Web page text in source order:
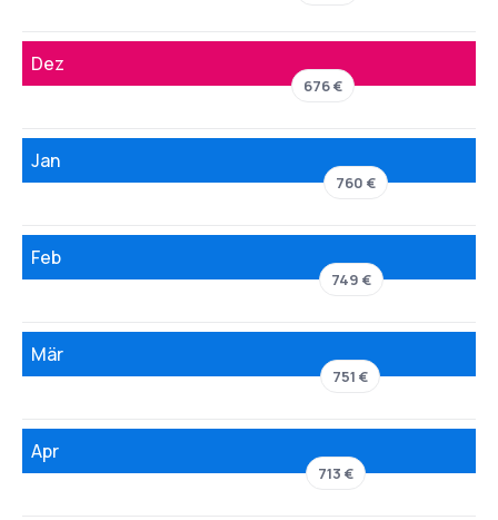
Dez
676 €
Jan
760 €
Feb
749 €
Mär
751 €
Apr
713 €